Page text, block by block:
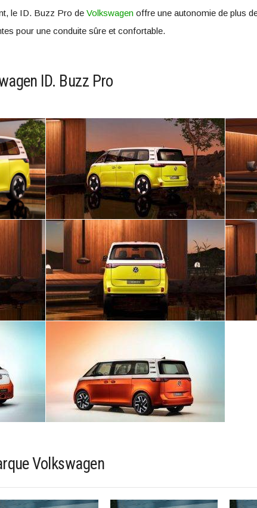
le ID. Buzz Pro de Volkswagenoffre une autonomie de plus
pour une conduite sûre et confortable.
ID. Buzz Pro
Volkswagen